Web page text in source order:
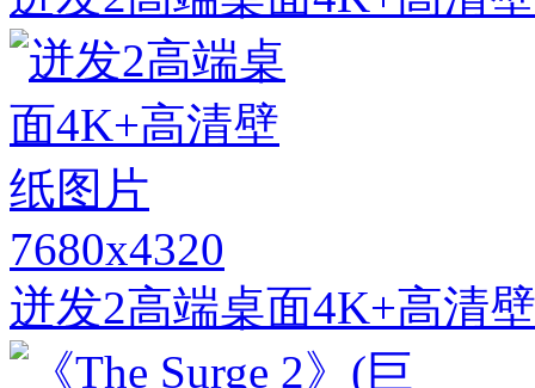
7680x4320
迸发2高端桌面4K+高清